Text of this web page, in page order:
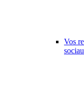
Vos